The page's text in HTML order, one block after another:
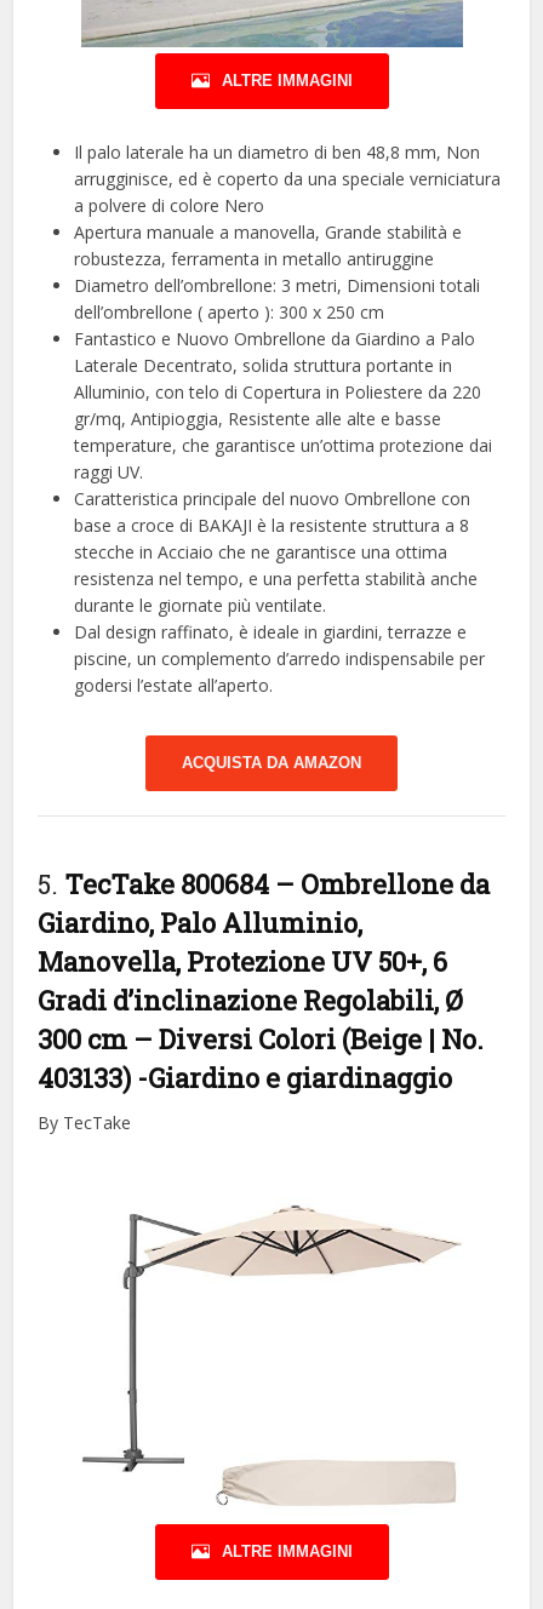
ALTRE IMMAGINI
Il palo laterale ha un diametro di ben 48,8 mm, Non
arrugginisce, ed è coperto da una speciale verniciatura
a polvere di colore Nero
Apertura manuale a manovella, Grande stabilità e
robustezza, ferramenta in metallo antiruggine
Diametro dell’ombrellone: 3 metri, Dimensioni totali
dell’ombrellone ( aperto ): 300 x 250 cm
Fantastico e Nuovo Ombrellone da Giardino a Palo
Laterale Decentrato, solida struttura portante in
Alluminio, con telo di Copertura in Poliestere da 220
gr/mq, Antipioggia, Resistente alle alte e basse
temperature, che garantisce un’ottima protezione dai
raggi UV.
Caratteristica principale del nuovo Ombrellone con
base a croce di BAKAJI è la resistente struttura a 8
stecche in Acciaio che ne garantisce una ottima
resistenza nel tempo, e una perfetta stabilità anche
durante le giornate più ventilate.
Dal design raffinato, è ideale in giardini, terrazze e
piscine, un complemento d’arredo indispensabile per
godersi l’estate all’aperto.
ACQUISTA DA AMAZON
5. TecTake 800684 – Ombrellone da
Giardino, Palo Alluminio,
Manovella, Protezione UV 50+, 6
Gradi d’inclinazione Regolabili, Ø
300 cm – Diversi Colori (Beige | No.
403133) -Giardino e giardinaggio
By TecTake
ALTRE IMMAGINI